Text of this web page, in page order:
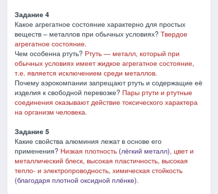
Задание 4
Какое агрегатное состояние характерно для простых
веществ – металлов при обычных условиях? Твердое
агрегатное состояние.
Чем особенна ртуть? Ртуть ― металл, который при
обычных условиях имеет жидкое агрегатное состояние,
т.е. является исключением среди металлов.
Почему аэрокомпании запрещают ртуть и содержащие её
изделия к свободной перевозке? Пары ртути и ртутные
соединения оказывают действие токсического характера
на организм человека.
Задание 5
Какие свойства алюминия лежат в основе его
применения? Низкая плотность (лёгкий металл), цвет и
металлический блеск, высокая пластичность, высокая
тепло- и электропроводность, химическая стойкость
(благодаря плотной оксидной плёнке).